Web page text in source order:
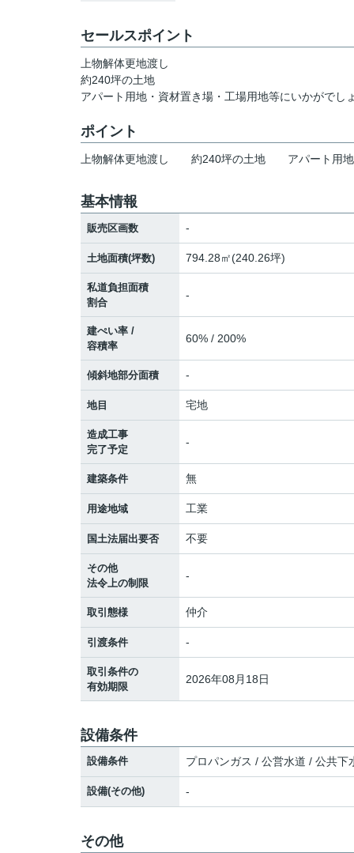
セールスポイント
上物解体更地渡し
約240坪の土地
アパート用地・資材置き場・工場用地等にいかがでし
ポイント
上物解体更地渡し 約240坪の土地 アパート用地
基本情報
販売区画数 -
土地面積(坪数) 794.28㎡(240.26坪)
私道負担面積
割合
-
建ぺい率 /
容積率
60% / 200%
傾斜地部分面積 -
地目 宅地
造成工事
完了予定
-
建築条件 無
用途地域 工業
国土法届出要否 不要
その他
法令上の制限
-
取引態様 仲介
引渡条件 -
取引条件の
有効期限
2026年08月18日
設備条件
設備条件 プロパンガス / 公営水道 / 公共下
設備(その他) -
その他